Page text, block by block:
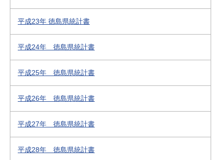
平成23年 徳島県統計書
平成24年 徳島県統計書
平成25年 徳島県統計書
平成26年 徳島県統計書
平成27年 徳島県統計書
平成28年 徳島県統計書